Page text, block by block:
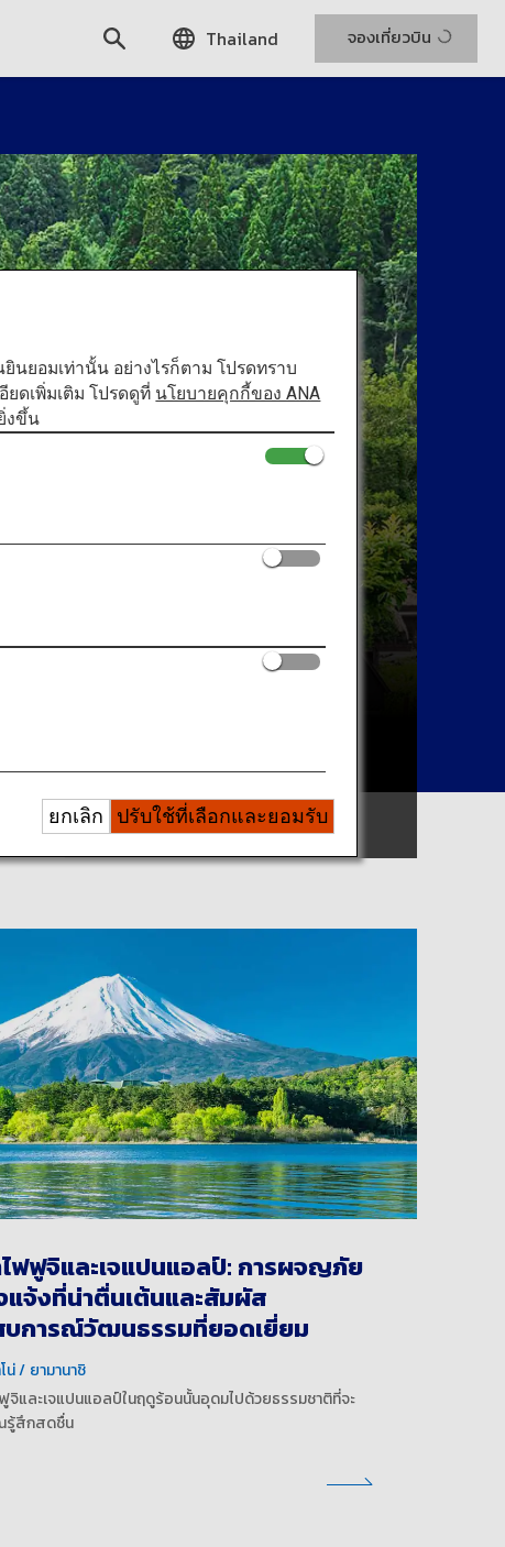
Thailand จองเที่ยวบิน
ค้นหาตามพื้นที่
ไฟฟูจิและเจแปนแอลป์: การผจญภัย
แจ้งที่น่าตื่นเต้นและสัมผัส
บการณ์วัฒนธรรมที่ยอดเยี่ยม
น่
ยามานาชิ
ฟูจิและเจแปนแอลป์ในฤดูร้อนนั้นอุดมไปด้วยธรรมชาติที่จะ
รู้สึกสดชื่น
นยอมเท่านั้น อย่างไรก็ตาม โปรดทราบ
ดเพิ่มเติม โปรดดูที่ นโยบายคุกกี้ของ ANA
งขึ้น
ปรับใช้ที่เลือกและยอมรับ
ยกเลิก